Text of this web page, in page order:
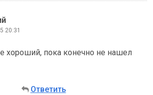
20:31
хороший, пока конечно не нашел
Ответить